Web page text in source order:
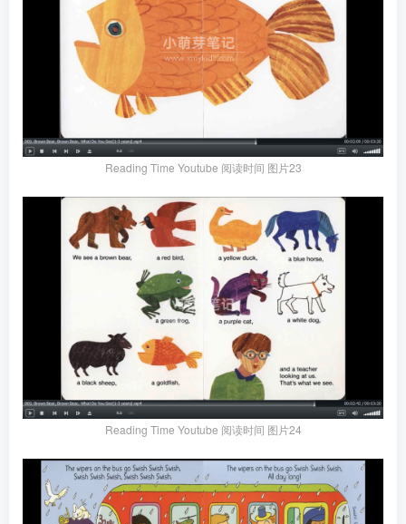
Reading Time Youtube 阅读时间 图片23
Reading Time Youtube 阅读时间 图片24